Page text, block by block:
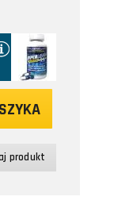
produkt